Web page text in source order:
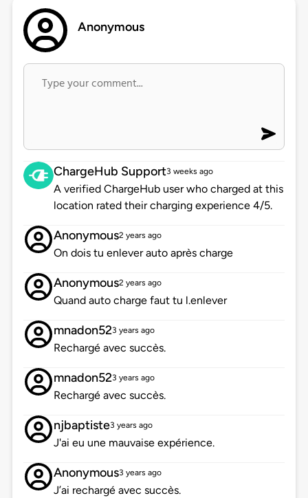
Anonymous
ChargeHub Support3 weeks ago
A verified ChargeHub user who charged at this
location rated their charging experience 4/5.
Anonymous2 years ago
On dois tu enlever auto après charge
Anonymous2 years ago
Quand auto charge faut tu l.enlever
mnadon523 years ago
Rechargé avec succès.
mnadon523 years ago
Rechargé avec succès.
njbaptiste3 years ago
J'ai eu une mauvaise expérience.
Anonymous3 years ago
J’ai rechargé avec succès.